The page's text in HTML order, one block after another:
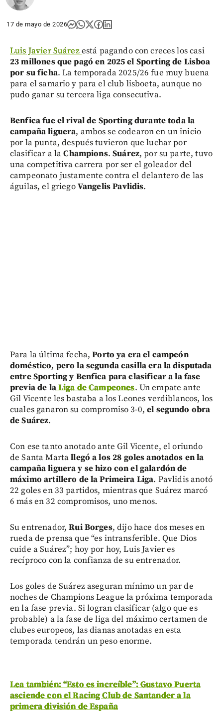
17 de mayo de 2026
Luis Javier Suárezestá pagando con creces los casi
23 millones que pagó en 2025 el Sporting de Lisboa
por su ficha. La temporada 2025/26 fue muy buena
para el samario y para el club lisboeta, aunque no
pudo ganar su tercera liga consecutiva.
Benfica fue el rival de Sporting durante toda la
campaña liguera, ambos se codearon en un inicio
por la punta, después tuvieron que luchar por
clasificar a laChampions.Suárez, por su parte, tuvo
una competitiva carrera por ser el goleador del
campeonato justamente contra el delantero de las
águilas, el griegoVangelis Pavlidis.
Para la última fecha,Porto ya era el campeón
doméstico, pero la segunda casilla era la disputada
entre Sporting y Benfica para clasificar a la fase
previa de laLiga de Campeones. Un empate ante
Gil Vicente les bastaba a los Leones verdiblancos, los
cuales ganaron su compromiso 3-0,el segundo obra
de Suárez.
Con ese tanto anotado ante Gil Vicente, el oriundo
de Santa Martallegó a los 28 goles anotados en la
campaña liguera y se hizo con el galardón de
máximo artillero de la Primeira Liga. Pavlidis anotó
22 goles en 33 partidos, mientras que Suárez marcó
6 más en 32 compromisos, uno menos.
Su entrenador,Rui Borges, dijo hace dos meses en
rueda de prensa que “es intransferible. Que Dios
cuide a Suárez”; hoy por hoy, Luis Javier es
recíproco con la confianza de su entrenador.
Los goles de Suárez aseguran mínimo un par de
noches de Champions League la próxima temporada
en la fase previa. Si logran clasificar (algo que es
probable) a la fase de liga del máximo certamen de
clubes europeos, las dianas anotadas en esta
temporada tendrán un peso enorme.
Lea también: “Esto es increíble”: Gustavo Puerta
asciende con el Racing Club de Santander a la
primera división de España